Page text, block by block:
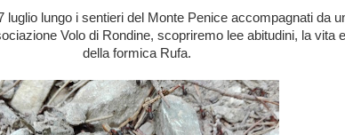
luglio lungo i sentieri del Monte Penice accompagnati da
Volo di Rondine, scopriremo lee abitudini, la vita e
della formica Rufa.